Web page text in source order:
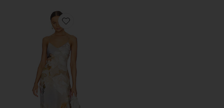
Favorite BRYONY ROSALIA 원피스